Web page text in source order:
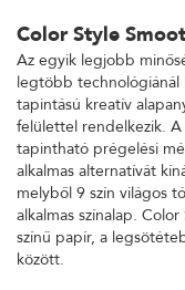
Color Style
Az egyik legjobb
legtöbb technológiánál
tapintású kreatív
felülettel rendelkezik.
tapintható prégelési
alkalmas alternatívát
melyből 9 szín világos
alkalmas színalap.
színű papír, a
között.